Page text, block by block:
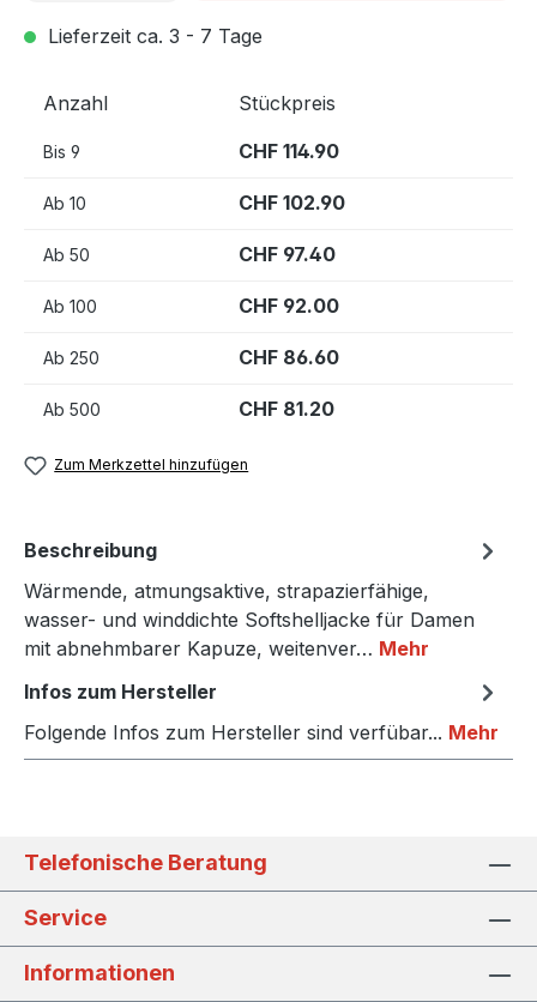
Lieferzeit ca. 3 - 7 Tage
Anzahl Stückpreis
Bis 9 CHF 114.90
Ab 10 CHF 102.90
Ab 50 CHF 97.40
Ab 100 CHF 92.00
Ab 250 CHF 86.60
Ab 500 CHF 81.20
Zum Merkzettel hinzufügen
Beschreibung
Wärmende, atmungsaktive, strapazierfähige,
wasser- und winddichte Softshelljacke für Damen
mit abnehmbarer Kapuze, weitenver… Mehr
Infos zum Hersteller
Folgende Infos zum Hersteller sind verfübar... Mehr
Telefonische Beratung
Service
Informationen